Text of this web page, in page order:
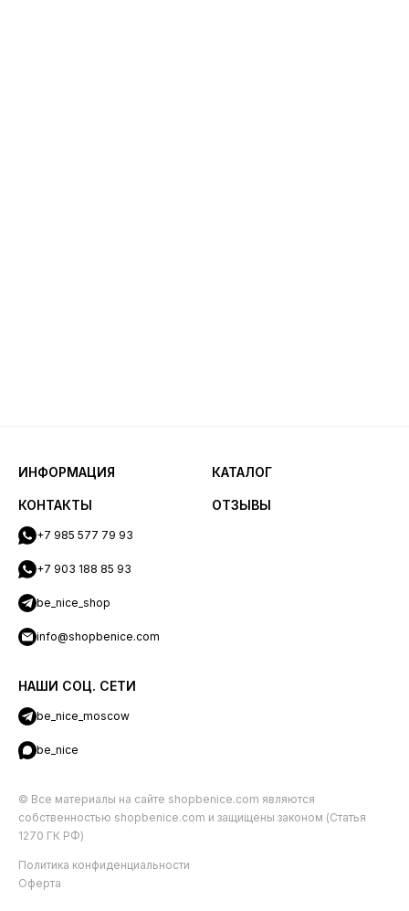
ИНФОРМАЦИЯ КАТАЛОГ
КОНТАКТЫ
+7 985 577 79 93
+7 903 188 85 93
be_nice_shop
info@shopbenice.com
НАШИ СОЦ. СЕТИ
be_nice_moscow
be_nice
ОТЗЫВЫ
© Все материалы на сайте shopbenice.com являются
собственностью shopbenice.com и защищены законом (Статья
1270 ГК РФ)
Политика конфиденциальности
Оферта